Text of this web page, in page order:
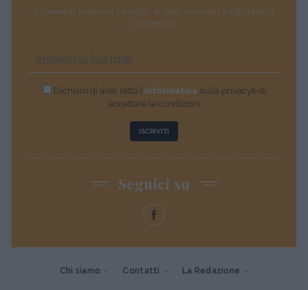
Riceverai preziosi consigli e informazioni sugli ultimi
contenuti
Dichiaro di aver letto l’informativasulla privacye di
accettare le condizioni
ISCRIVITI
Seguici su
Chi siamo Contatti La Redazione